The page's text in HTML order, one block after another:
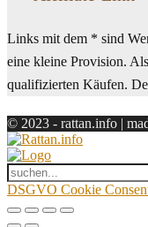
Links mit dem * sind
eine kleine Provision.
qualifizierten Käufen.
© 2023 - rattan.info |
DSGVO Cookie